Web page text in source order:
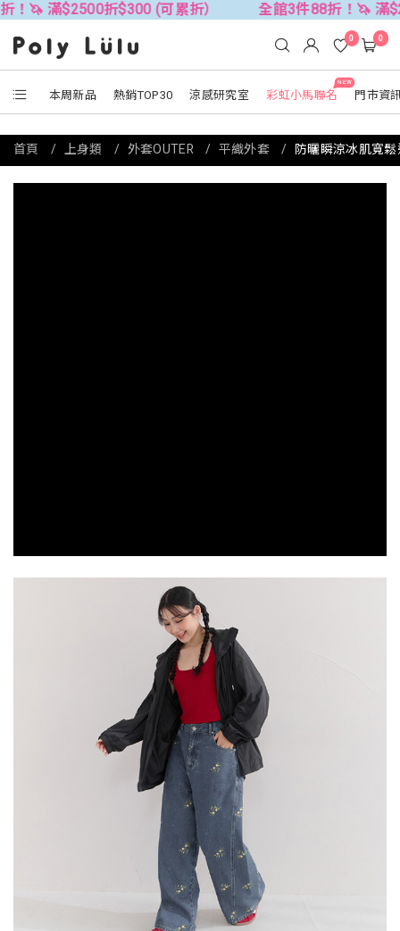
折$300 (可累折） 全館3件88折！🦄 滿$2500折
本周新品 熱銷TOP30 涼感研究室
NEW
彩虹小馬聯名 門市資
0 0
首頁 上身類 外套OUTER 平織外套 防曬瞬涼冰肌寬